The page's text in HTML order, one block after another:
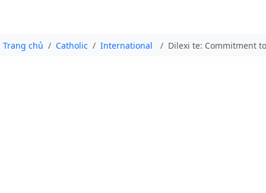
Trang chủ Catholic International Dilexi te: Commitment